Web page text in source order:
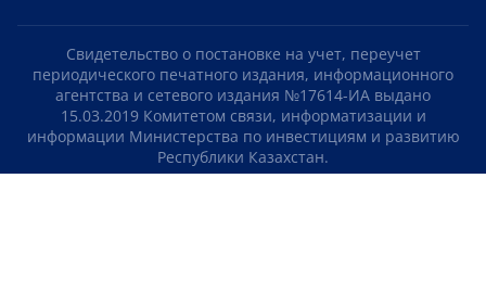
Свидетельство о постановке на учет, переучет
периодического печатного издания, информационного
агентства и сетевого издания №17614-ИА выдано
15.03.2019 Комитетом связи, информатизации и
информации Министерства по инвестициям и развитию
Республики Казахстан.